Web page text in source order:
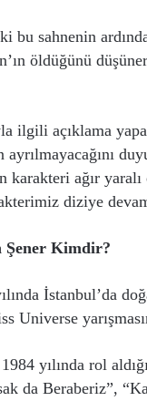
bu sahnenin
öldüğünü
ilgili açıklama
ayrılmayacağını
karakteri ağır yaralı
diziye
Şener Kimdir?
İstanbul’da
Universe
yılında rol
da Beraberiz”,